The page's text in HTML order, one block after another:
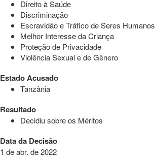
Direito à Saúde
Discriminação
Escravidão e Tráfico de Seres Humanos
Melhor Interesse da Criança
Proteção de Privacidade
Violência Sexual e de Gênero
Estado Acusado
Tanzânia
Resultado
Decidiu sobre os Méritos
Data da Decisão
1 de abr. de 2022